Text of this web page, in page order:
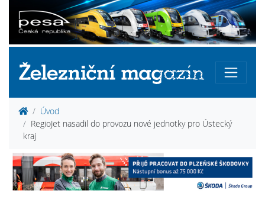
Úvod
RegioJet nasadil do provozu nové jednotky pro Ústecký
kraj